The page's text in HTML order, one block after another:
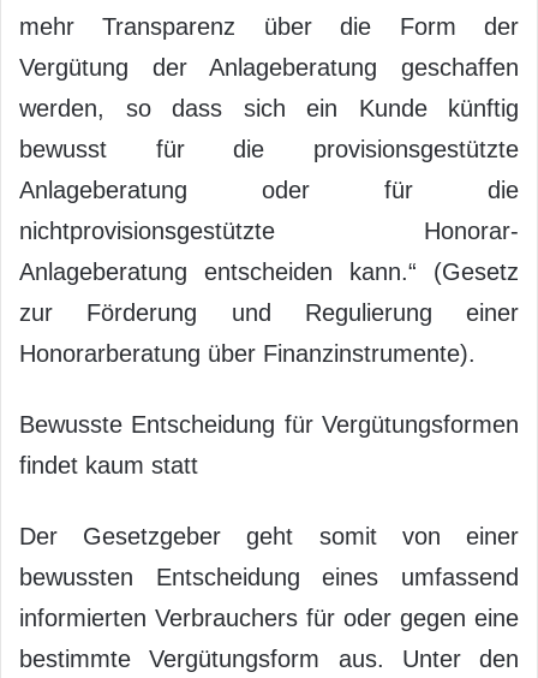
mehr Transparenz über die Form der
Vergütung der Anlageberatung geschaffen
werden, so dass sich ein Kunde künftig
bewusst für die provisionsgestützte
Anlageberatung oder für die
nichtprovisionsgestützte Honorar-
Anlageberatung entscheiden kann.“ (Gesetz
zur Förderung und Regulierung einer
Honorarberatung über Finanzinstrumente).
Bewusste Entscheidung für Vergütungsformen
findet kaum statt
Der Gesetzgeber geht somit von einer
bewussten Entscheidung eines umfassend
informierten Verbrauchers für oder gegen eine
bestimmte Vergütungsform aus. Unter den